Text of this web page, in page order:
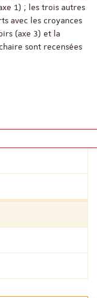
1) ; les trois autres
avec les croyances
(axe 3) et la
sont recensées